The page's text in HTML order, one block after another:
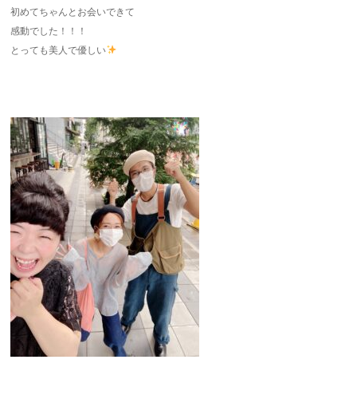
初めてちゃんとお会いできて
感動でした！！！
とっても美人で優しい